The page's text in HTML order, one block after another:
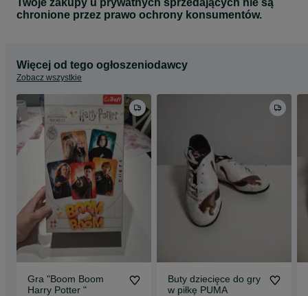
Twoje zakupy u prywatnych sprzedających nie są
chronione przez prawo ochrony konsumentów.
Więcej od tego ogłoszeniodawcy
Zobacz wszystkie
Gra "Boom Boom
Harry Potter "
Buty dziecięce do gry
w piłkę PUMA